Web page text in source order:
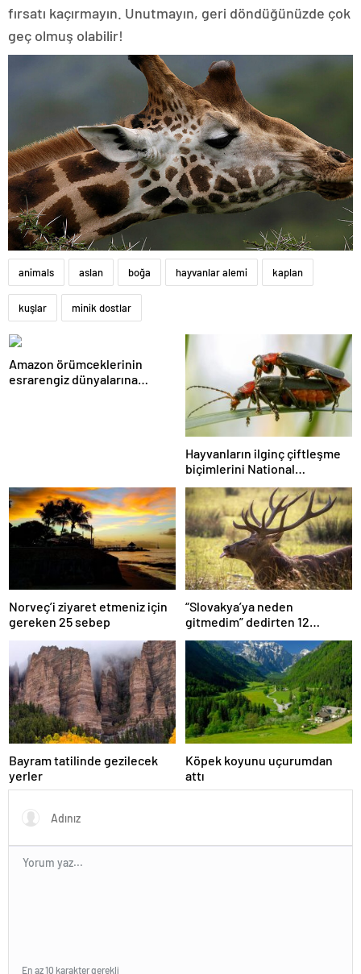
fırsatı kaçırmayın. Unutmayın, geri döndüğünüzde çok
geç olmuş olabilir!
animals aslan boğa hayvanlar alemi kaplan
kuşlar minik dostlar
Amazon örümceklerinin
esrarengiz dünyalarına
Hayvanların ilginç çiftleşme
biçimlerini National
Geographic görüntüledi.
Norveç’i ziyaret etmeniz için
gereken 25 sebep
“Slovakya’ya neden
gitmedim” dedirten 12
fotoğraf
Bayram tatilinde gezilecek
yerler
Köpek koyunu uçurumdan
attı
En az 10 karakter gerekli